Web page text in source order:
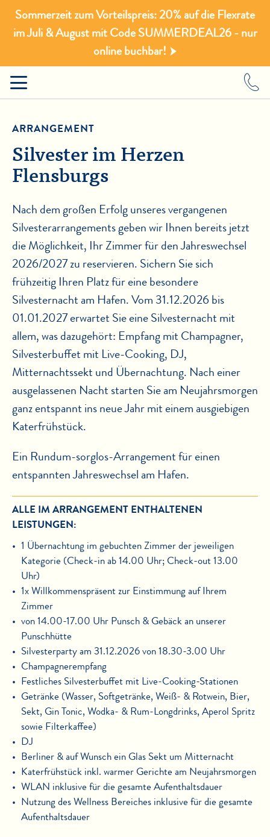
Sommerzeit zum Vorteilspreis: 20% auf die Flexrate
im Juli & August mit Code SUMMERDEAL26 - nur
online buchbar!
ARRANGEMENT
Silvester im Herzen
Flensburgs
Nach dem großen Erfolg unseres vergangenen
Silvesterarrangements geben wir Ihnen bereits jetzt
die Möglichkeit, Ihr Zimmer für den Jahreswechsel
2026/2027 zu reservieren. Sichern Sie sich
frühzeitig Ihren Platz für eine besondere
Silvesternacht am Hafen. Vom 31.12.2026 bis
01.01.2027 erwartet Sie eine Silvesternacht mit
allem, was dazugehört: Empfang mit Champagner,
Silvesterbuffet mit Live-Cooking, DJ,
Mitternachtssekt und Übernachtung. Nach einer
ausgelassenen Nacht starten Sie am Neujahrsmorgen
ganz entspannt ins neue Jahr mit einem ausgiebigen
Katerfrühstück.
Ein Rundum-sorglos-Arrangement für einen
entspannten Jahreswechsel am Hafen.
ALLE IM ARRANGEMENT ENTHALTENEN
LEISTUNGEN:
1 Übernachtung im gebuchten Zimmer der jeweiligen
Kategorie (Check-in ab 14.00 Uhr; Check-out 13.00
Uhr)
1x Willkommenspräsent zur Einstimmung auf Ihrem
Zimmer
von 14.00-17.00 Uhr Punsch & Gebäck an unserer
Punschhütte
Silvesterparty am 31.12.2026 von 18.30-3.00 Uhr
Champagnerempfang
Festliches Silvesterbuffet mit Live-Cooking-Stationen
Getränke (Wasser, Softgetränke, Weiß- & Rotwein, Bier,
Sekt, Gin Tonic, Wodka- & Rum-Longdrinks, Aperol Spritz
sowie Filterkaffee)
DJ
Berliner & auf Wunsch ein Glas Sekt um Mitternacht
Katerfrühstück inkl. warmer Gerichte am Neujahrsmorgen
WLAN inklusive für die gesamte Aufenthaltsdauer
Nutzung des Wellness Bereiches inklusive für die gesamte
Aufenthaltsdauer